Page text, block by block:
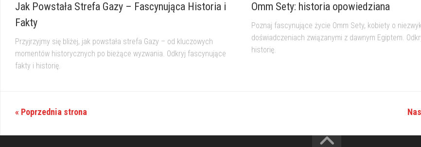
Jak Powstała Strefa Gazy – Fascynująca Historia i
Fakty
Przyjrzyjmy się bliżej, jak powstała strefa Gazy – od kluczowych
momentów historycznych po bieżące wyzwania. Odkryj fascynujące
fakty i historię.
Omm Sety: historia opowiedziana
Poznaj fascynujące życie Omm Sety, kobiety o
doświadczeniach związanymi z dawnym Egiptem.
historię.
« Poprzednia strona